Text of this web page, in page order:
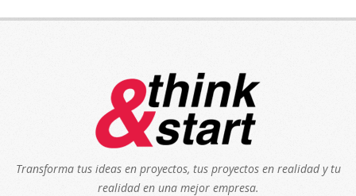
Transforma tus ideas en proyectos, tus proyectos en realidad y tu
realidad en una mejor empresa.